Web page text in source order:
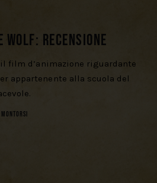
Wolf: recensione
film d’animazione riguardante
appartenente alla scuola del